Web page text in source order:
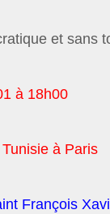
et sans
à 18h00
à Paris
François